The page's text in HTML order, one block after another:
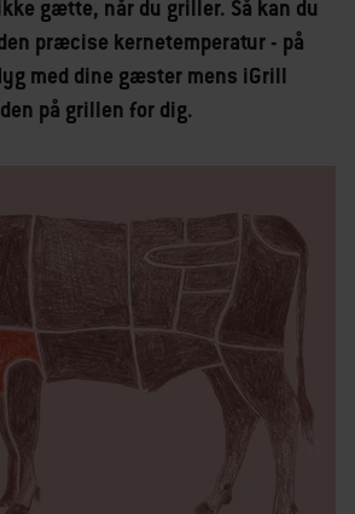
gætte, når du griller. Så kan du
præcise kernetemperatur - på
med dine gæster mens iGrill
på grillen for dig.